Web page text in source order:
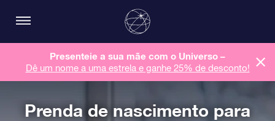
Presenteie a sua mãe com o Universo –
Dê um nome a uma estrela e ganhe 25% de desconto!
Prenda de nascimento para